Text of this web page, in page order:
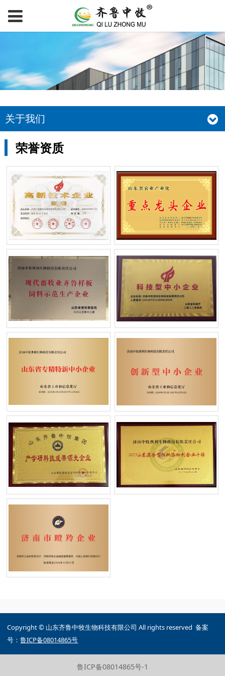
关于我们
荣誉资质
Copyright © 山东齐鲁中牧生物科技有限公司 All rights reserved 备案
号：鲁ICP备08014865号
鲁ICP备08014865号-1